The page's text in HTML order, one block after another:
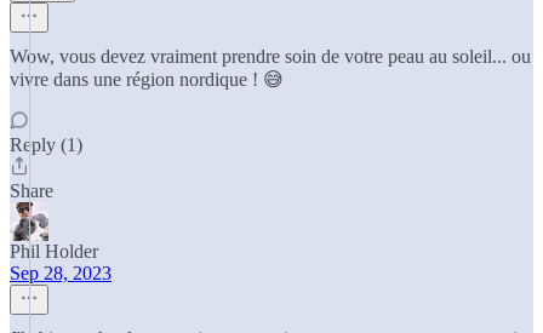
Wow, vous devez vraiment prendre soin de votre peau au soleil... ou
vivre dans une région nordique ! 😅
Reply (1)
Share
Phil Holder
Sep 28, 2023